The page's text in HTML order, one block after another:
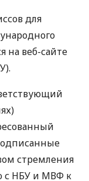
для
на веб-сайте
стремления
с НБУ и МВФ к